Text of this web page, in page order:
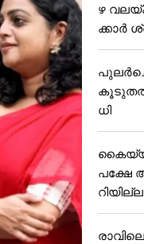
ഴ
ക്കാർ
കൂടുതല്‍
ധി
പക്ഷേ